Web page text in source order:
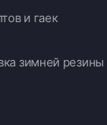
и гаек
зимней резины